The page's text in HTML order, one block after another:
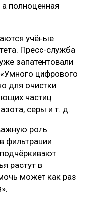
полноценная
учёные
Пресс-служба
запатентовали
цифрового
для очистки
частиц
серы и т. д.
роль
фильтрации
растут в
может как раз